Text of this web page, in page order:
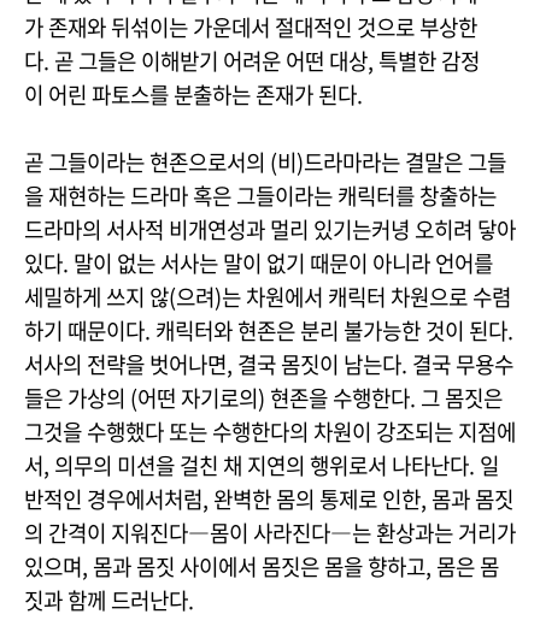
가 존재와 뒤섞이는 가운데서 절대적인 것으로 부상한
다. 곧 그들은 이해받기 어려운 어떤 대상, 특별한 감정
이 어린 파토스를 분출하는 존재가 된다.
곧 그들이라는 현존으로서의 (비)드라마라는 결말은 그들
을 재현하는 드라마 혹은 그들이라는 캐릭터를 창출하는
드라마의 서사적 비개연성과 멀리 있기는커녕 오히려 닿아
있다. 말이 없는 서사는 말이 없기 때문이 아니라 언어를
세밀하게 쓰지 않(으려)는 차원에서 캐릭터 차원으로 수렴
하기 때문이다. 캐릭터와 현존은 분리 불가능한 것이 된다.
서사의 전략을 벗어나면, 결국 몸짓이 남는다. 결국 무용수
들은 가상의 (어떤 자기로의) 현존을 수행한다. 그 몸짓은
그것을 수행했다 또는 수행한다의 차원이 강조되는 지점에
서, 의무의 미션을 걸친 채 지연의 행위로서 나타난다. 일
반적인 경우에서처럼, 완벽한 몸의 통제로 인한, 몸과 몸짓
의 간격이 지워진다―몸이 사라진다―는 환상과는 거리가
있으며, 몸과 몸짓 사이에서 몸짓은 몸을 향하고, 몸은 몸
짓과 함께 드러난다.